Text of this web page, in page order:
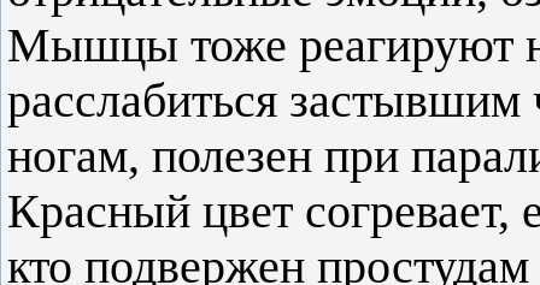
Мышцы тоже реагируют
расслабиться
ногам, полезен при
Красный цвет согревает,
кто подвержен